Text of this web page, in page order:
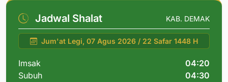
Jadwal Shalat KAB. DEMAK
Jum'at Legi, 07 Agus 2026 / 22 Safar 1448 H
Imsak
04:20
Subuh
04:30